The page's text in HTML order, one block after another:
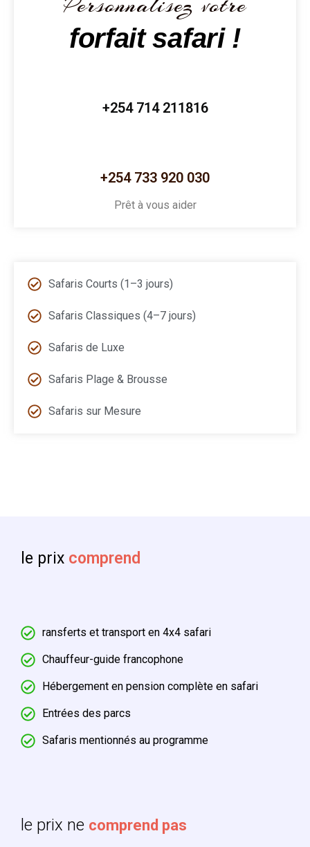
forfait safari !
+254 714 211816
+254 733 920 030
Prêt à vous aider
Safaris Courts (1–3 jours)
Safaris Classiques (4–7 jours)
Safaris de Luxe
Safaris Plage & Brousse
Safaris sur Mesure
le prix comprend
ransferts et transport en 4x4 safari
Chauffeur-guide francophone
Hébergement en pension complète en safari
Entrées des parcs
Safaris mentionnés au programme
le prix ne comprend pas